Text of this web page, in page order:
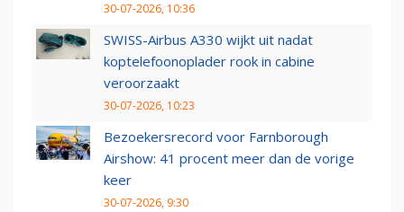
30-07-2026, 10:36
SWISS-Airbus A330 wijkt uit nadat
koptelefoonoplader rook in cabine
veroorzaakt
30-07-2026, 10:23
Bezoekersrecord voor Farnborough
Airshow: 41 procent meer dan de vorige
keer
30-07-2026, 9:30